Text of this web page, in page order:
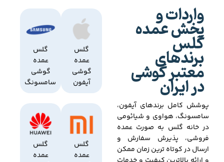
واردات و
پخش عمده
گلس
برندهای
معتبر گوشی
در ایران
پوشش کامل برندهای آیفون،
سامسونگ، هواوی و شیائومی
در خانه گلس به صورت عمده
فروشی، پذیرش سفارش و
ارسال در کوتاه ترین زمان ممکن
گلس
عمده
گوشی
آیفون
گلس
عمده
گوشی
سامسونگ
گلس
عمده
گلس
عمده